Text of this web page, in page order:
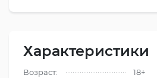
Характеристики
Возраст:
18+